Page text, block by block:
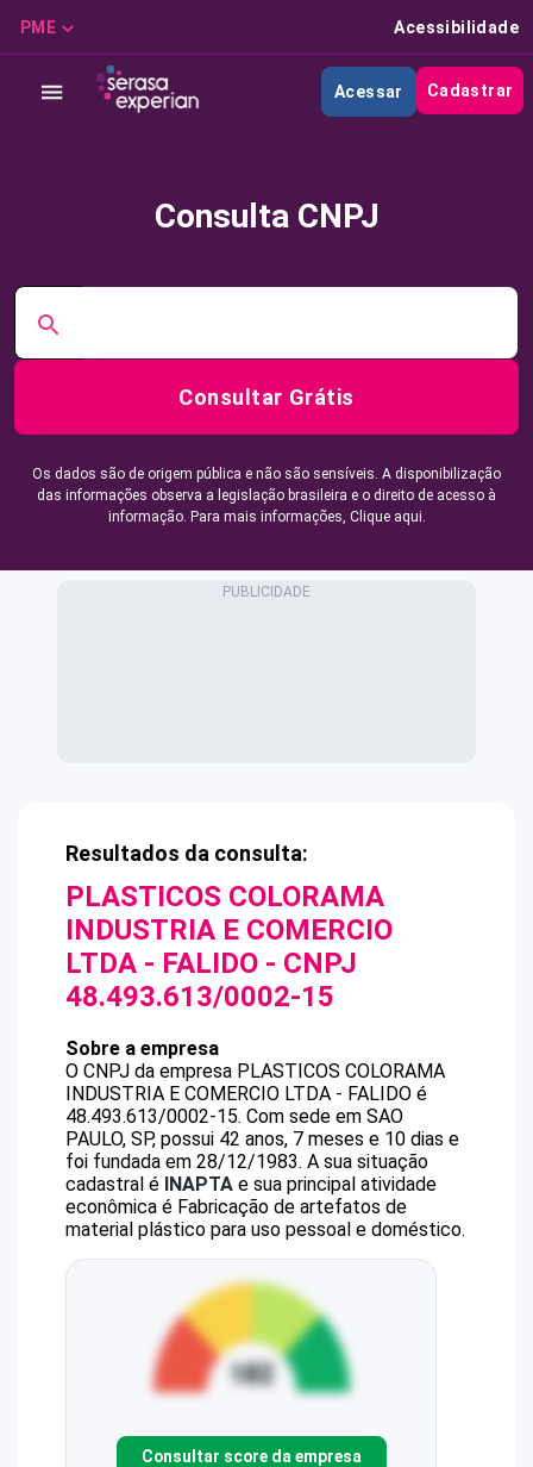
PME Acessibilidade
Acessar Cadastrar
Consulta CNPJ
Consultar Grátis
Os dados são de origem pública e não são sensíveis. A disponibilização
das informações observa a legislação brasileira e o direito de acesso à
informação. Para mais informações, Clique aqui.
Resultados da consulta:
PLASTICOS COLORAMA
INDUSTRIA E COMERCIO
LTDA - FALIDO - CNPJ
48.493.613/0002-15
Sobre a empresa
O CNPJ da empresa PLASTICOS COLORAMA
INDUSTRIA E COMERCIO LTDA - FALIDO é
48.493.613/0002-15. Com sede em SAO
PAULO, SP, possui 42 anos, 7 meses e 10 dias e
foi fundada em 28/12/1983. A sua situação
cadastral é INAPTA e sua principal atividade
econômica é Fabricação de artefatos de
material plástico para uso pessoal e doméstico.
Consultar score da empresa